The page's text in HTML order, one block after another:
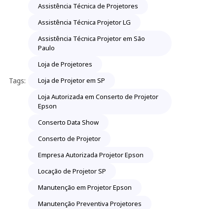
Tags:
Assistência Técnica de Projetores
Assistência Técnica Projetor LG
Assistência Técnica Projetor em São
Paulo
Loja de Projetores
Loja de Projetor em SP
Loja Autorizada em Conserto de Projetor
Epson
Conserto Data Show
Conserto de Projetor
Empresa Autorizada Projetor Epson
Locação de Projetor SP
Manutenção em Projetor Epson
Manutenção Preventiva Projetores